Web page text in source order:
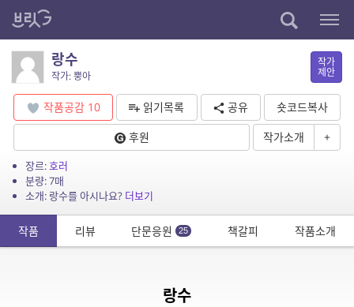
랑수
작가: 뿡아
작가
제안
작품공감 10 읽기목록 공유
숏코드복사
후원
작가소개 +
장르:호러
분량: 7매
소개: 랑수를 아시나요? 더보기
작품 리뷰 단문응원 25 책갈피 작품소개
랑수